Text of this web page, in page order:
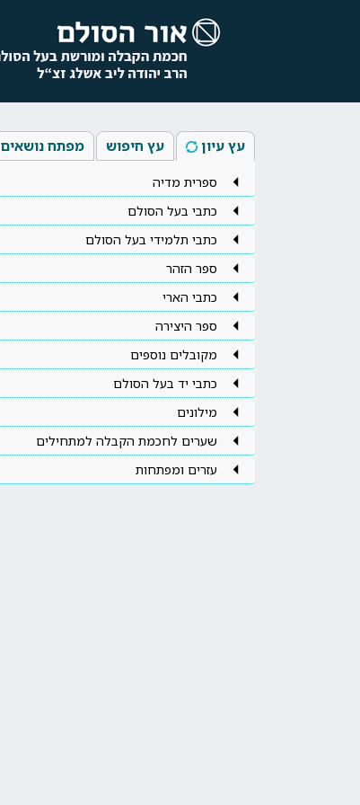
עץ עיון עץ חיפוש מפתח נושאים
ספרית מדיה
כתבי בעל הסולם
כתבי תלמידי בעל הסולם
ספר הזהר
כתבי הארי
ספר היצירה
מקובלים נוספים
כתבי יד בעל הסולם
מילונים
שערים לחכמת הקבלה למתחילים
עזרים ומפתחות